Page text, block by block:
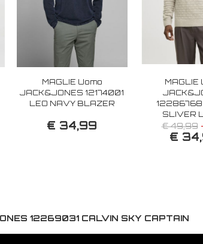
MAGLIE Uomo
JACK&JONES 12174001
LEO NAVY BLAZER
€ 34,99
MAGLIE
12286768
SLIVER
€ 49,99
€
12269031 CALVIN SKY CAPTAIN